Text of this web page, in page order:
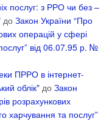
послуг: з РРО чи без –
до Закон України “Про
операцій у сфері
від 06.07.95 р. №
ПРРО в інтернет-
облік" до Закон
розрахункових
харчування та послуг”